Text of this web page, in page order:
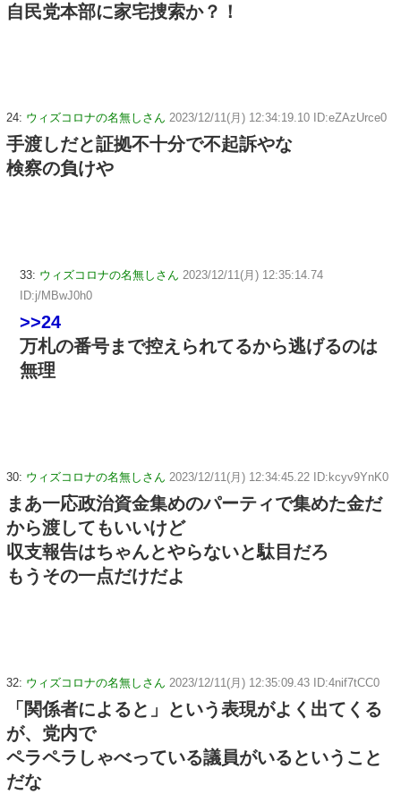
自民党本部に家宅捜索か？！
24: ウィズコロナの名無しさん 2023/12/11(月) 12:34:19.10 ID:eZAzUrce0
手渡しだと証拠不十分で不起訴やな
検察の負けや
33: ウィズコロナの名無しさん 2023/12/11(月) 12:35:14.74
ID:j/MBwJ0h0
>>24
万札の番号まで控えられてるから逃げるのは
無理
30: ウィズコロナの名無しさん 2023/12/11(月) 12:34:45.22 ID:kcyv9YnK0
まあ一応政治資金集めのパーティで集めた金だ
から渡してもいいけど
収支報告はちゃんとやらないと駄目だろ
もうその一点だけだよ
32: ウィズコロナの名無しさん 2023/12/11(月) 12:35:09.43 ID:4nif7tCC0
「関係者によると」という表現がよく出てくる
が、党内で
ペラペラしゃべっている議員がいるということ
だな